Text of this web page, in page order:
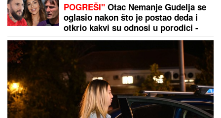
Infantino parama UEFA obezbedio ljubavnicu za vek
i vekova